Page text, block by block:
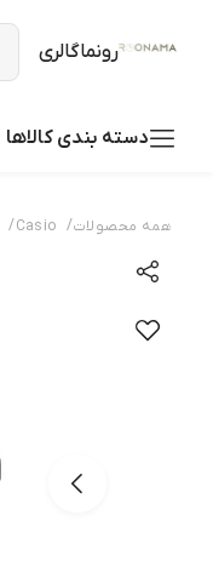
رونماگالری
دسته بندی کالاها
همه محصولات/
Casio
/